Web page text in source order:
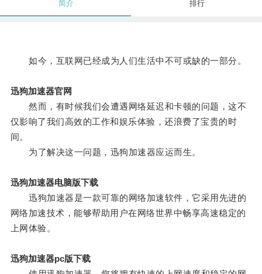
简介 排行
如今，互联网已经成为人们生活中不可或缺的一部分。
迅狗加速器官网
然而，有时候我们会遭遇网络延迟和卡顿的问题，这不
仅影响了我们高效的工作和娱乐体验，还浪费了宝贵的时
间。
为了解决这一问题，迅狗加速器应运而生。
迅狗加速器电脑版下载
迅狗加速器是一款可靠的网络加速软件，它采用先进的
网络加速技术，能够帮助用户在网络世界中畅享高速稳定的
上网体验。
迅狗加速器pc版下载